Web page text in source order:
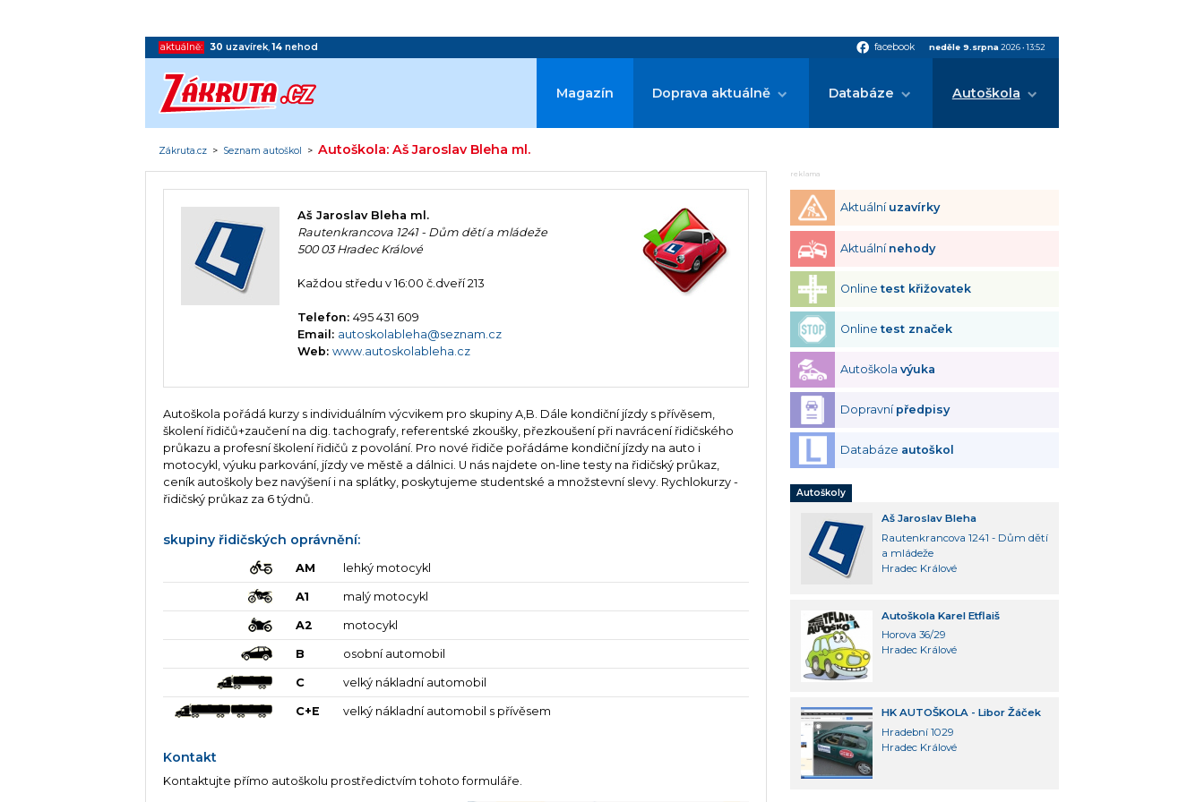
aktuálně: 30 uzavírek,14 nehod facebook facebook neděle 9.srpna 2026•13:52
Magazín Doprava aktuálně Databáze Autoškola
Zákruta.cz > Seznam autoškol >Autoškola: Aš Jaroslav Bleha ml.
Aš Jaroslav Bleha ml.
Rautenkrancova 1241 - Dům dětí a mládeže
500 03 Hradec Králové
Každou středu v 16:00 č.dveří 213
Telefon:495 431 609
Email: autoskolableha@seznam.cz
Web:www.autoskolableha.cz
Autoškola pořádá kurzy s individuálním výcvikem pro skupiny A,B. Dále kondiční jízdy s přívěsem,
školení řidičů+zaučení na dig. tachografy, referentské zkoušky, přezkoušení při navrácení řidičského
průkazu a profesní školení řidičů z povolání. Pro nové řidiče pořádáme kondiční jízdy na auto i
motocykl, výuku parkování, jízdy ve městě a dálnici. U nás najdete on-line testy na řidičský průkaz,
ceník autoškoly bez navýšení i na splátky, poskytujeme studentské a množstevní slevy. Rychlokurzy -
řidičský průkaz za 6 týdnů.
skupiny řidičských oprávnění:
AM lehký motocykl
A1 malý motocykl
A2 motocykl
B osobní automobil
C velký nákladní automobil
C+E velký nákladní automobil s přívěsem
Kontakt
Kontaktujte přímo autoškolu prostředictvím tohoto formuláře.
reklama
Aktuální uzavírky
Aktuální nehody
Onlinetest křižovatek
Onlinetest značek
Autoškolavýuka
Dopravní předpisy
Databáze autoškol
Autoškoly
Aš Jaroslav Bleha
Rautenkrancova 1241 - Dům dětí
a mládeže
Hradec Králové
Autoškola Karel Etflaiš
Horova 36/29
Hradec Králové
HK AUTOŠKOLA - Libor Žáček
Hradební 1029
Hradec Králové